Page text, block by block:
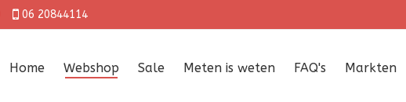
06 20844114
Home Webshop Sale Meten is weten FAQ's Markten